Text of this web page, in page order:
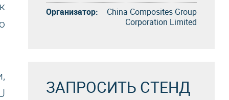
Организатор:
China Composites Group
Corporation Limited
ЗАПРОСИТЬ СТЕНД